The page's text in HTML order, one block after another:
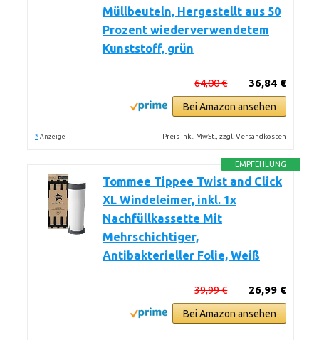
Müllbeuteln, Hergestellt aus 50
Prozent wiederverwendetem
Kunststoff, grün
36,84 €
64,00 €
Bei Amazon ansehen
* Anzeige Preis inkl. MwSt., zzgl. Versandkosten
EMPFEHLUNG
Tommee Tippee Twist and Click
XL Windeleimer, inkl. 1x
Nachfüllkassette Mit
Mehrschichtiger,
Antibakterieller Folie, Weiß
26,99 €
39,99 €
Bei Amazon ansehen